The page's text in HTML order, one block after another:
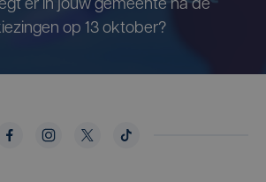
er in jouw gemeente na de
op 13 oktober?